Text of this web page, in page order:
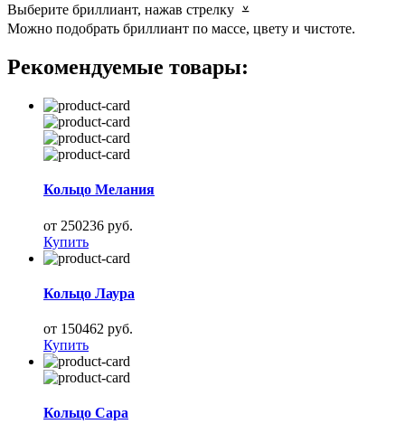
Выберите бриллиант, нажав стрелку ⩡
Можно подобрать бриллиант по массе, цвету и чистоте.
Рекомендуемые товары:
Кольцо Мелания
от 250236 руб.
Купить
Кольцо Лаура
от 150462 руб.
Купить
Кольцо Сара